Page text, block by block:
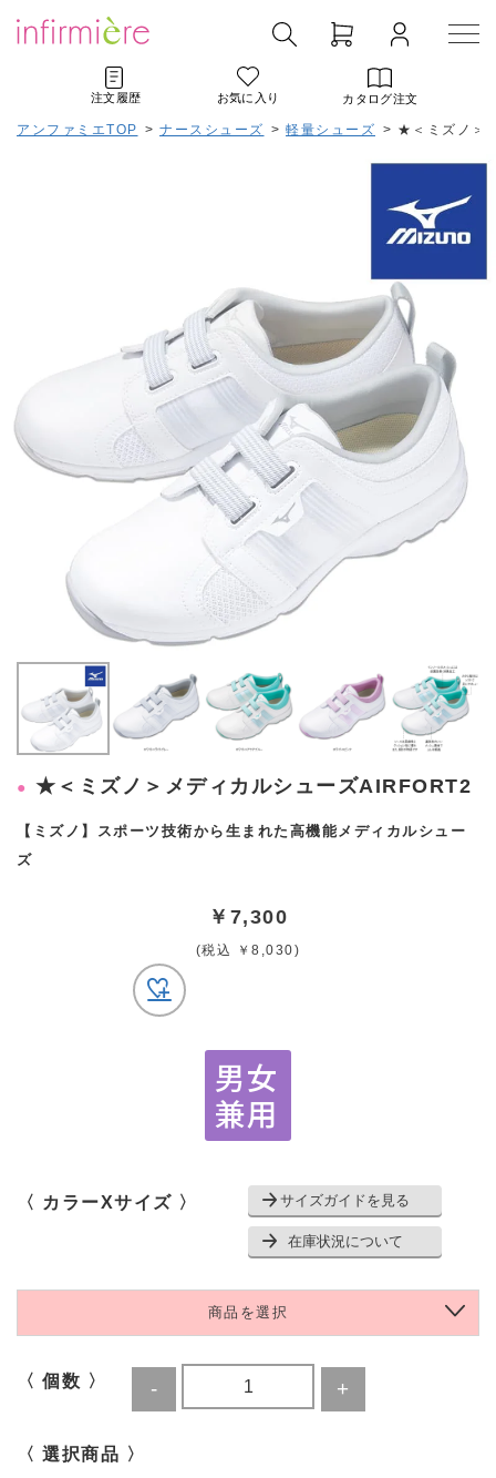
注文履歴 お気に入り カタログ注文
アンファミエTOP > ナースシューズ > 軽量シューズ > ★＜ミズノ＞
★＜ミズノ＞メディカルシューズAIRFORT2
【ミズノ】スポーツ技術から生まれた高機能メディカルシュー
ズ
￥7,300
(税込 ￥8,030)
〈 カラーXサイズ 〉 サイズガイドを見る
在庫状況について
商品を選択
〈 個数 〉
〈 選択商品 〉